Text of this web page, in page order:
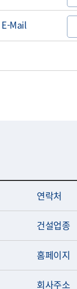
E-Mail
연락처
건설업종
홈페이지
회사주소